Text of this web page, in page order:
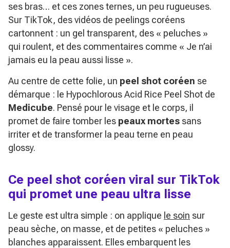
ses bras… et ces zones ternes, un peu rugueuses.
Sur TikTok, des vidéos de peelings coréens
cartonnent : un gel transparent, des « peluches »
qui roulent, et des commentaires comme « Je n’ai
jamais eu la peau aussi lisse ».
Au centre de cette folie, un peel shot coréen se
démarque : le Hypochlorous Acid Rice Peel Shot de
Medicube. Pensé pour le visage et le corps, il
promet de faire tomber les peaux mortes sans
irriter et de transformer la peau terne en peau
glossy.
Ce peel shot coréen viral sur TikTok
qui promet une peau ultra lisse
Le geste est ultra simple : on applique le soin sur
peau sèche, on masse, et de petites « peluches »
blanches apparaissent. Elles embarquent les